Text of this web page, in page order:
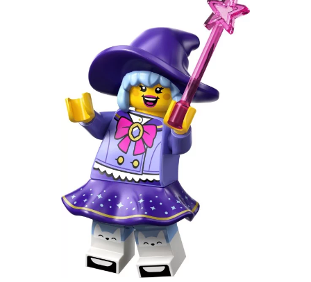
Почему эта фигурка станет гордостью вашей
Атмосферный готический стиль:
фигурки проработан до мелочей. Чего стоит
один только стильный кожаный плащ (капюшон)
и детализированный костюм с защитными
элементами, ремнями и серебряными
пряжками.
Уникальное снаряжение:Охотник вооружен
крутым и редким арбалетом (или специальным
оружием против чудовищ), который идеально
сбалансирован под его руку. Одно движение — и
монстр повержен!
Двуликий герой:Минифигурка имеет двойной
принт лица. Вы можете выбрать выражение: